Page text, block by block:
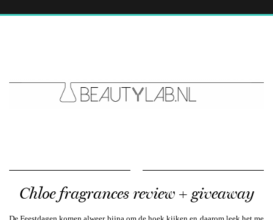
Chloe fragrances review + giveaway